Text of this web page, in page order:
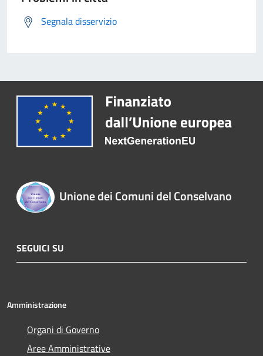
Segnala disservizio
Unione dei Comuni del Conselvano
SEGUICI SU
Amministrazione
Organi di Governo
Aree Amministrative